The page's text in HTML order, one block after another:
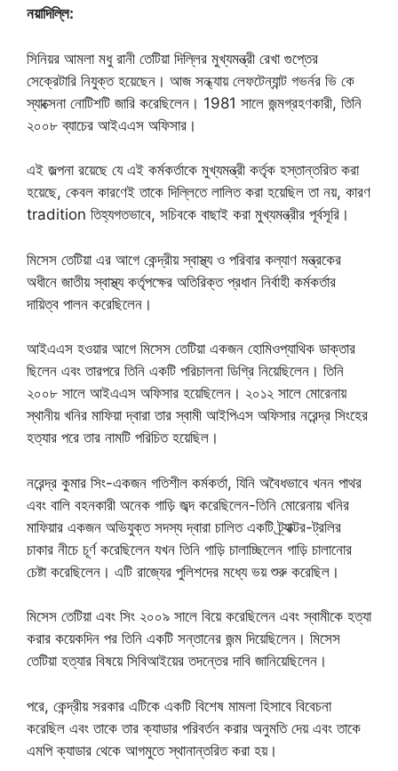
নয়াদিল্লি:
সিনিয়র আমলা মধু রানী তেটিয়া দিল্লির মুখ্যমন্ত্রী রেখা গুপ্তের
সেক্রেটারি নিযুক্ত হয়েছেন। আজ সন্ধ্যায় লেফটেন্যান্ট গভর্নর ভি কে
স্যাক্সেনা নোটিশটি জারি করেছিলেন। 1981 সালে জন্মগ্রহণকারী, তিনি
২০০৮ ব্যাচের আইএএস অফিসার।
এই জল্পনা রয়েছে যে এই কর্মকর্তাকে মুখ্যমন্ত্রী কর্তৃক হস্তান্তরিত করা
হয়েছে, কেবল কারণেই তাকে দিল্লিতে লালিত করা হয়েছিল তা নয়, কারণ
tradition তিহ্যগতভাবে, সচিবকে বাছাই করা মুখ্যমন্ত্রীর পূর্বসূরি।
মিসেস তেটিয়া এর আগে কেন্দ্রীয় স্বাস্থ্য ও পরিবার কল্যাণ মন্ত্রকের
অধীনে জাতীয় স্বাস্থ্য কর্তৃপক্ষের অতিরিক্ত প্রধান নির্বাহী কর্মকর্তার
দায়িত্ব পালন করেছিলেন।
আইএএস হওয়ার আগে মিসেস তেটিয়া একজন হোমিওপ্যাথিক ডাক্তার
ছিলেন এবং তারপরে তিনি একটি পরিচালনা ডিগ্রি নিয়েছিলেন। তিনি
২০০৮ সালে আইএএস অফিসার হয়েছিলেন। ২০১২ সালে মোরেনায়
স্থানীয় খনির মাফিয়া দ্বারা তার স্বামী আইপিএস অফিসার নরেন্দ্র সিংহের
হত্যার পরে তার নামটি পরিচিত হয়েছিল।
নরেন্দ্র কুমার সিং-একজন গতিশীল কর্মকর্তা, যিনি অবৈধভাবে খনন পাথর
এবং বালি বহনকারী অনেক গাড়ি জব্দ করেছিলেন-তিনি মোরেনায় খনির
মাফিয়ার একজন অভিযুক্ত সদস্য দ্বারা চালিত একটি ট্র্যাক্টর-ট্রলির
চাকার নীচে চূর্ণ করেছিলেন যখন তিনি গাড়ি চালাচ্ছিলেন গাড়ি চালানোর
চেষ্টা করেছিলেন। এটি রাজ্যের পুলিশদের মধ্যে ভয় শুরু করেছিল।
মিসেস তেটিয়া এবং সিং ২০০৯ সালে বিয়ে করেছিলেন এবং স্বামীকে হত্যা
করার কয়েকদিন পর তিনি একটি সন্তানের জন্ম দিয়েছিলেন। মিসেস
তেটিয়া হত্যার বিষয়ে সিবিআইয়ের তদন্তের দাবি জানিয়েছিলেন।
পরে, কেন্দ্রীয় সরকার এটিকে একটি বিশেষ মামলা হিসাবে বিবেচনা
করেছিল এবং তাকে তার ক্যাডার পরিবর্তন করার অনুমতি দেয় এবং তাকে
এমপি ক্যাডার থেকে আগমুতে স্থানান্তরিত করা হয়।